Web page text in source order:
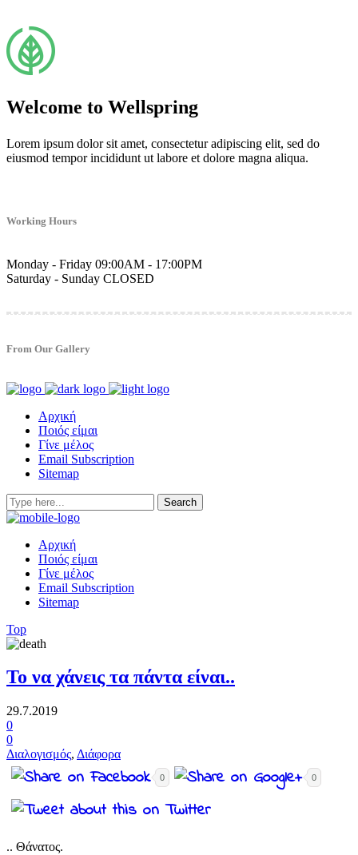
Welcome to Wellspring
Lorem ipsum dolor sit amet, consectetur adipiscing elit, sed do
eiusmod tempor incididunt ut labore et dolore magna aliqua.
Working Hours
Monday - Friday 09:00AM - 17:00PM
Saturday - Sunday CLOSED
From Our Gallery
Αρχική
Ποιός είμαι
Γίνε μέλος
Email Subscription
Sitemap
Αρχική
Ποιός είμαι
Γίνε μέλος
Email Subscription
Sitemap
Top
Το να χάνεις τα πάντα είναι..
29.7.2019
0
0
Διαλογισμός, Διάφορα
0 0
.. Θάνατος.